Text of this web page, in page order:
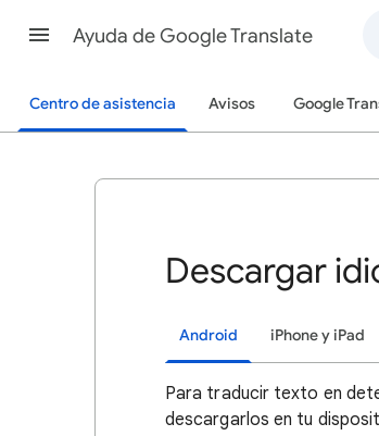
Ayuda de Google Translate
Centro de asistencia Avisos Google
Descargar
Android iPhone y iPad
Para traducir texto en
descargarlos en tu